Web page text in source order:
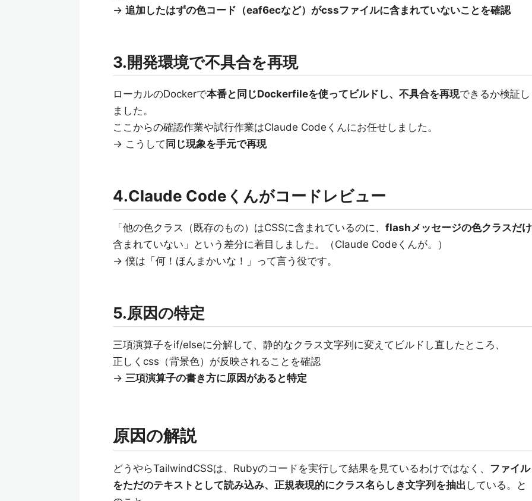
→ 追加したはずの色コード（eaf6ecなど）がcssファイルに含まれていないことを確認
3.開発環境で不具合を再現
ローカルのDockerで本番と同じDockerfileを使ってビルドし、不具合を再現できるか検証し
ました。
ここからの確認作業や試行作業はClaude Codeくんにお任せしました。
→ こうして 同じ現象を手元で再現
4.Claude Codeくんがコードレビュー
「他の色クラス（既存のもの）はCSSに含まれているのに、 flashメッセージの色クラスだけ
含まれていない」という差分に着目しました。（Claude Codeくんが。）
→ 僕は「何！ほんまかいな！」って言う役です。
5.原因の特定
三項演算子をif/elseに分解して、静的なクラス文字列に変えてビルドし直したところ、
正しくcss（背景色）が反映されることを確認
→ 三項演算子の書き方に原因があると特定
原因の解説
どうやらTailwindCSSは、Rubyのコードを実行して結果を見ているわけではなく、 ファイル
をただのテキストとして読み込み、正規表現的にクラス名らしき文字列を抽出 している。と